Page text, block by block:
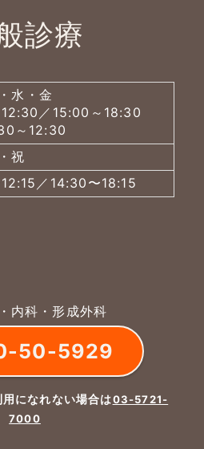
診療
水・金
／15:00～18:30
～12:30
祝
／14:30〜18:15
内科・形成外科
50-5929
になれない場合は03-5721-
7000